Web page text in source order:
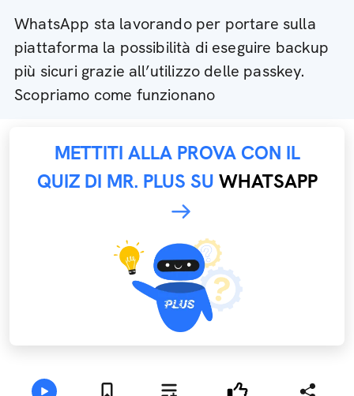
WhatsApp sta lavorando per portare sulla
piattaforma la possibilità di eseguire backup
più sicuri grazie all’utilizzo delle passkey.
Scopriamo come funzionano
METTITI ALLA PROVA CON IL
QUIZ DI MR. PLUS SU WHATSAPP